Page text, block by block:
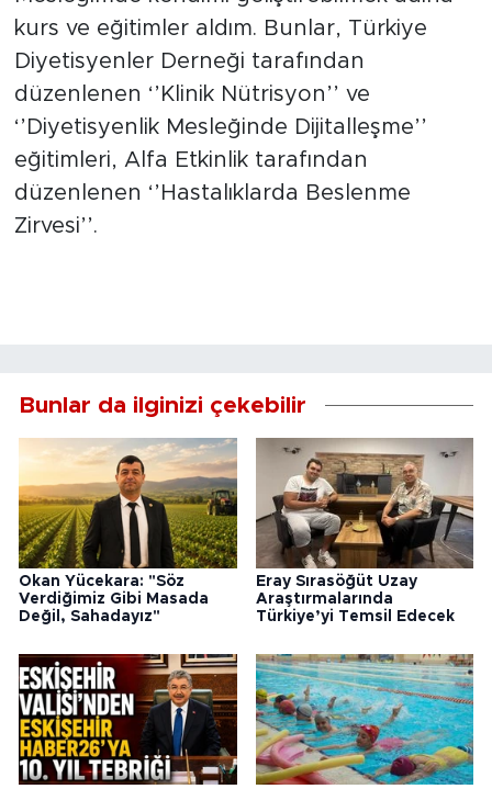
kurs ve eğitimler aldım. Bunlar, Türkiye
Diyetisyenler Derneği tarafından
düzenlenen ‘’Klinik Nütrisyon’’ ve
‘’Diyetisyenlik Mesleğinde Dijitalleşme’’
eğitimleri, Alfa Etkinlik tarafından
düzenlenen ‘’Hastalıklarda Beslenme
Zirvesi’’.
Bunlar da ilginizi çekebilir
Okan Yücekara: "Söz
Verdiğimiz Gibi Masada
Değil, Sahadayız"
Eray Sırasöğüt Uzay
Araştırmalarında
Türkiye’yi Temsil Edecek